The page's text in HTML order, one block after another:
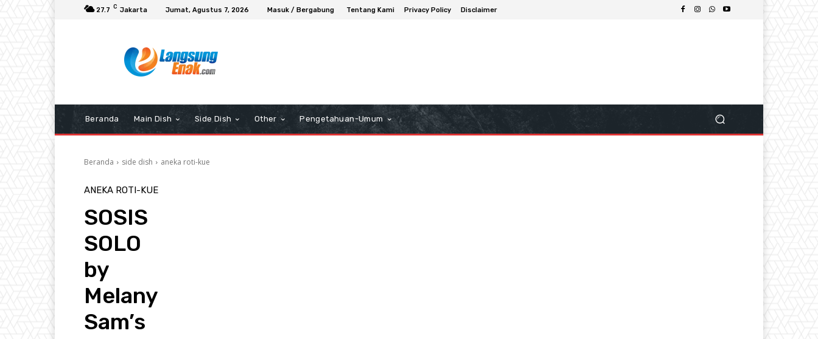
27.7 C Jakarta Jumat, Agustus 7, 2026 Masuk / Bergabung Tentang Kami Privacy Policy Disclaimer
Beranda Main Dish Side Dish Other Pengetahuan-Umum
Beranda side dish aneka roti-kue
ANEKA ROTI-KUE
SOSIS
SOLO
by
Melany
Sam’s